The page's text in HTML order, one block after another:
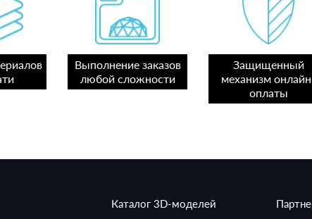
Выполнение заказов
любой сложности
Защищенный
механизм
оплаты
Каталог 3D-моделей